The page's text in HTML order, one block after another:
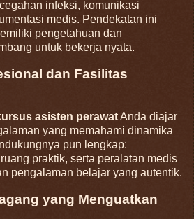
infeksi, komunikasi
medis. Pendekatan ini
pengetahuan dan
untuk bekerja nyata.
dan Fasilitas
asisten perawatAnda diajar
yang memahami dinamika
pun lengkap:
praktik, serta peralatan medis
pengalaman belajar yang autentik.
yang Menguatkan